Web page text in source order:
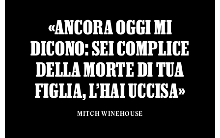
«ANCORA OGGI MI
DICONO: SEI COMPLICE
DELLA MORTE DI TUA
FIGLIA, L’HAI UCCISA»
MITCH WINEHOUSE